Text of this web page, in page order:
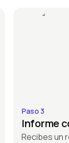
Paso 3
Informe
Recibes un